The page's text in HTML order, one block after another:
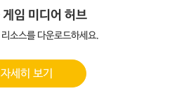
게임 미디어 허브
소스를 다운로드하세요.
자세히 보기